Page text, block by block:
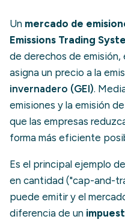
Un mercado de
Emissions Trading
de derechos de emisión,
asigna un precio a la
invernadero (GEI).
emisiones y la emisión
que las empresas
forma más eficiente
Es el principal ejemplo
en cantidad ("cap-and-
puede emitir y el
diferencia de un